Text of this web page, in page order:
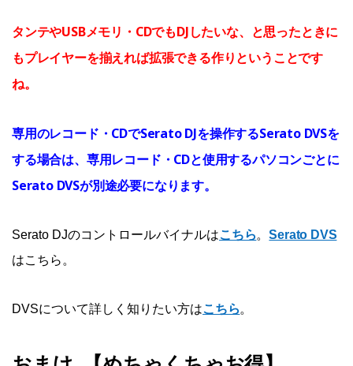
タンテやUSBメモリ・CDでもDJしたいな、と思ったときに
もプレイヤーを揃えれば拡張できる作りということです
ね。
専用のレコード・CDでSerato DJを操作するSerato DVSを
する場合は、専用レコード・CDと使用するパソコンごとに
Serato DVSが別途必要になります。
Serato DJのコントロールバイナルはこちら。Serato DVS
はこちら。
DVSについて詳しく知りたい方はこちら。